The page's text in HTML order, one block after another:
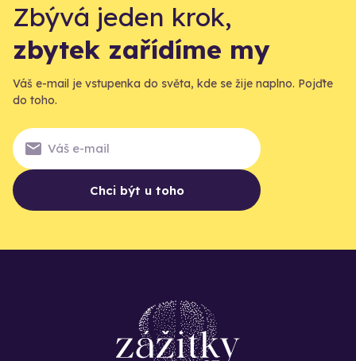
Zbývá jeden krok,
zbytek zařídíme my
Váš e-mail je vstupenka do světa, kde se žije naplno. Pojďte
do toho.
Chci být u toho